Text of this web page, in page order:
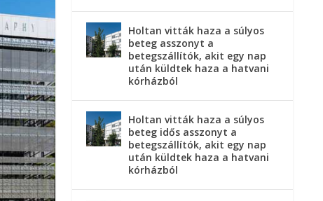
Holtan vitták haza a súlyos
beteg asszonyt a
betegszállítók, akit egy nap
után küldtek haza a hatvani
kórházból
Holtan vitták haza a súlyos
beteg idős asszonyt a
betegszállítók, akit egy nap
után küldtek haza a hatvani
kórházból